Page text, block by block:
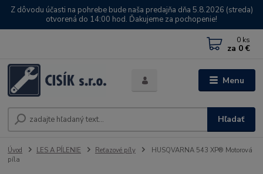
Z dôvodu účasti na pohrebe bude naša predajňa dňa 5.8.2026 (streda)
otvorená do 14:00 hod. Ďakujeme za pochopenie!
Menu
Hľadať
0 ks
za 0 €
Úvod LES A PÍLENIE Reťazové píly
HUSQVARNA 543 XP® Motorová
píla